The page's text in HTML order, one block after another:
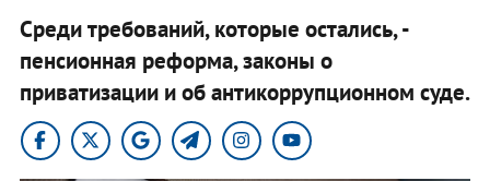
Среди требований, которые остались, -
пенсионная реформа, законы о
приватизации и об антикоррупционном суде.